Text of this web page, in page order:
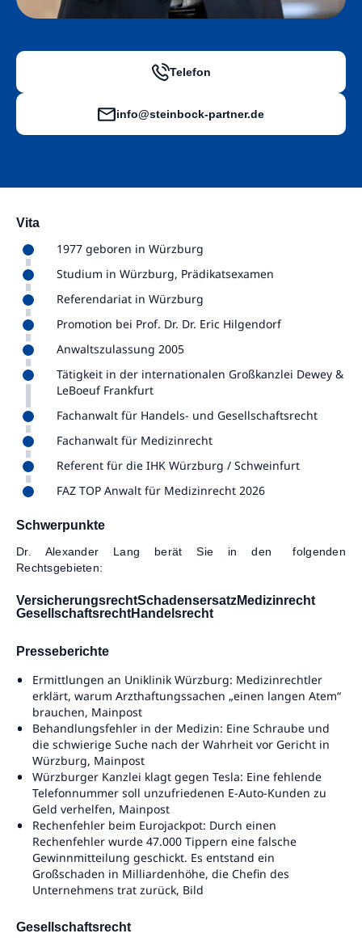
Telefon
info@steinbock-partner.de
Vita
1977 geboren in Würzburg
Studium in Würzburg, Prädikatsexamen
Referendariat in Würzburg
Promotion bei Prof. Dr. Dr. Eric Hilgendorf
Anwaltszulassung 2005
Tätigkeit in der internationalen Großkanzlei Dewey &
LeBoeuf Frankfurt
Fachanwalt für Handels- und Gesellschaftsrecht
Fachanwalt für Medizinrecht
Referent für die IHK Würzburg / Schweinfurt
FAZ TOP Anwalt für Medizinrecht 2026
Schwerpunkte
Dr. Alexander Lang berät Sie in den folgenden
Rechtsgebieten:
VersicherungsrechtSchadensersatzMedizinrecht
GesellschaftsrechtHandelsrecht
Presseberichte
Ermittlungen an Uniklinik Würzburg: Medizinrechtler
erklärt, warum Arzthaftungssachen „einen langen Atem“
brauchen, Mainpost
Behandlungsfehler in der Medizin: Eine Schraube und
die schwierige Suche nach der Wahrheit vor Gericht in
Würzburg, Mainpost
Würzburger Kanzlei klagt gegen Tesla: Eine fehlende
Telefonnummer soll unzufriedenen E-Auto-Kunden zu
Geld verhelfen, Mainpost
Rechenfehler beim Eurojackpot: Durch einen
Rechenfehler wurde 47.000 Tippern eine falsche
Gewinnmitteilung geschickt. Es entstand ein
Großschaden in Milliardenhöhe, die Chefin des
Unternehmens trat zurück, Bild
Gesellschaftsrecht